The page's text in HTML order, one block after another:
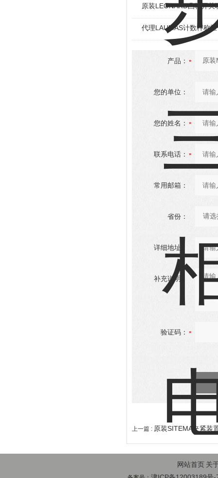
原装LEONARD凸轮开关
代理LAUMAS计数秤称
产品：
您的单位：
您的姓名：
联系电话：
常用邮箱：
省份：
详细地址：
补充说明：
验证码：
上一篇 : 原装SITEMA夹紧装
网站首页 关